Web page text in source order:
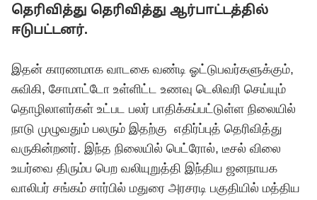
தெரிவித்து தெரிவித்து ஆர்பாட்டத்தில்
ஈடுபட்டனர்.
இதன் காரணமாக வாடகை வண்டி ஓட்டுபவர்களுக்கும்,
சுவிகி, சோமாட்டோ உள்ளிட்ட உணவு டெலிவரி செய்யும்
தொழிலாளர்கள் உட்பட பலர் பாதிக்கப்பட்டுள்ள நிலையில்
நாடு முழுவதும் பலரும் இதற்கு எதிர்ப்புத் தெரிவித்து
வருகின்றனர். இந்த நிலையில் பெட்ரோல், டீசல் விலை
உயர்வை திரும்ப பெற வலியுறுத்தி இந்திய ஜனநாயக
வாலிபர் சங்கம் சார்பில் மதுரை அரசரடி பகுதியில் மத்திய